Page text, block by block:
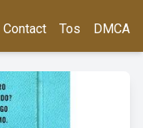
Contact Tos DMCA